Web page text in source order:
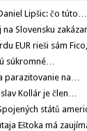
Lipšic: čo túto…
Slovensku
EUR rieši sám
súkromné…
parazitovanie na…
Kollár je člen…
států
Eštoka má